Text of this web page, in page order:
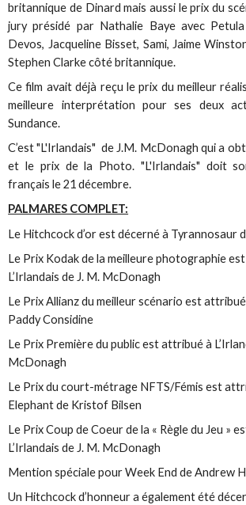
britannique de Dinard mais aussi le prix du
jury présidé par Nathalie Baye avec Petula
Devos, Jacqueline Bisset, Sami, Jaime
Stephen Clarke côté britannique.
Ce film avait déjà reçu le prix du meilleur
meilleure interprétation pour ses deux
Sundance.
C’est "L'Irlandais" de J.M. McDonagh qui a
et le prix de la Photo. "L'Irlandais" doit
français le 21 décembre.
PALMARES COMPLET:
Le Hitchcock d’or est décerné à Tyrannosaur
Le Prix Kodak de la meilleure photographie
L’Irlandais de J. M. McDonagh
Le Prix Allianz du meilleur scénario est
Paddy Considine
Le Prix Première du public est attribué à
McDonagh
Le Prix du court-métrage NFTS/Fémis est
Elephant de Kristof Bilsen
Le Prix Coup de Coeur de la « Règle du Jeu »
L’Irlandais de J. M. McDonagh
Mention spéciale pour Week End de Andrew
Un Hitchcock d’honneur a également été